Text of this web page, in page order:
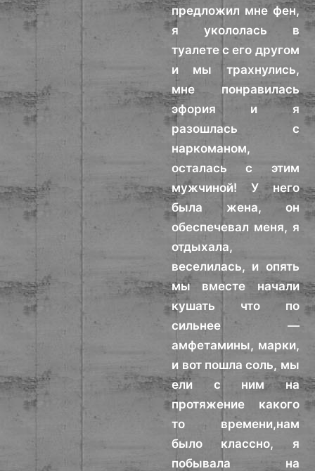
предложил мне фен,
я укололась в
туалете с его другом
и мы трахнулись,
мне понравилась
эфория и я
разошлась с
наркоманом,
осталась с этим
мужчиной! У него
была жена, он
обеспечевал меня, я
отдыхала,
веселилась, и опять
мы вместе начали
кушать что по
сильнее —
амфетамины, марки,
и вот пошла соль, мы
ели с ним на
протяжение какого
то времени,нам
было классно, я
побывала на